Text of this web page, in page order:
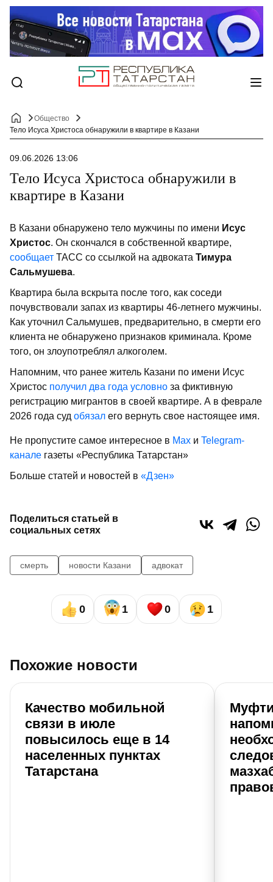
Общество
Тело Исуса Христоса обнаружили в квартире в Казани
09.06.2026 13:06
Тело Исуса Христоса обнаружили в
квартире в Казани
В Казани обнаружено тело мужчины по имени Исус
Христос. Он скончался в собственной квартире,
сообщает ТАСС со ссылкой на адвоката Тимура
Сальмушева.
Квартира была вскрыта после того, как соседи
почувствовали запах из квартиры 46-летнего мужчины.
Как уточнил Сальмушев, предварительно, в смерти его
клиента не обнаружено признаков криминала. Кроме
того, он злоупотреблял алкоголем.
Напомним, что ранее житель Казани по имени Исус
Христос получил два года условно за фиктивную
регистрацию мигрантов в своей квартире. А в феврале
2026 года суд обязал его вернуть свое настоящее имя.
Не пропустите самое интересное в Max и Telegram-
канале газеты «Республика Татарстан»
Больше статей и новостей в «Дзен»
Поделиться статьей в
социальных сетях
смерть новости Казани адвокат
0 1 0 1
Похожие новости
Качество мобильной
связи в июле
повысилось еще в 14
населенных пунктах
Татарстана